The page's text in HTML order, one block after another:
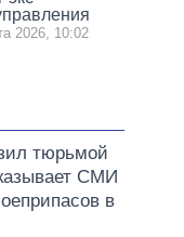
2026, 10:02
тюрьмой
СМИ
в